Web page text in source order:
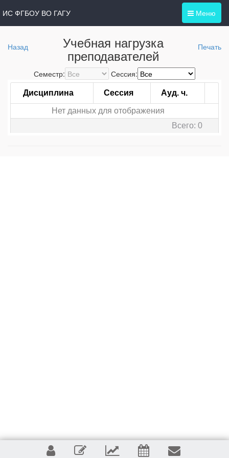
Меню
ИС ФГБОУ ВО ГАГУ
Назад Учебная нагрузка
преподавателей Печать
Семестр: Сессия:
Дисциплина Сессия Ауд. ч.
Нет данных для отображения
Всего: 0